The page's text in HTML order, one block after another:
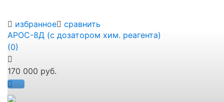
избранное сравнить
АРОС-8Д (с дозатором хим. реагента)
(0)
170 000 руб.